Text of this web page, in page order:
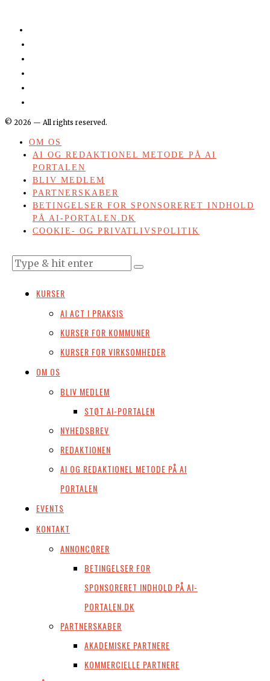
© 2026 — All rights reserved.
OM OS
AI OG REDAKTIONEL METODE PÅ AI
PORTALEN
BLIV MEDLEM
PARTNERSKABER
BETINGELSER FOR SPONSORERET INDHOLD
PÅ AI-PORTALEN.DK
COOKIE- OG PRIVATLIVSPOLITIK
KURSER
AI ACT I PRAKSIS
KURSER FOR KOMMUNER
KURSER FOR VIRKSOMHEDER
OM OS
BLIV MEDLEM
STØT AI-PORTALEN
NYHEDSBREV
REDAKTIONEN
AI OG REDAKTIONEL METODE PÅ AI
PORTALEN
EVENTS
KONTAKT
ANNONCØRER
BETINGELSER FOR
SPONSORERET INDHOLD PÅ AI-
PORTALEN.DK
PARTNERSKABER
AKADEMISKE PARTNERE
KOMMERCIELLE PARTNERE